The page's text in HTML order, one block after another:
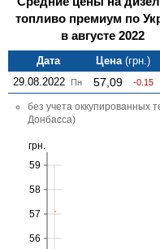
топливо премиум по
в августе 2022
Дата Цена (грн.)
29.08.2022
Пн 57,09 -0.15
без учета оккупированных
Донбасса)